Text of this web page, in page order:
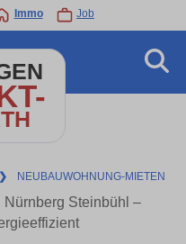
Immo Job
❯ NEUBAUWOHNUNG-MIETEN
Steinbühl –